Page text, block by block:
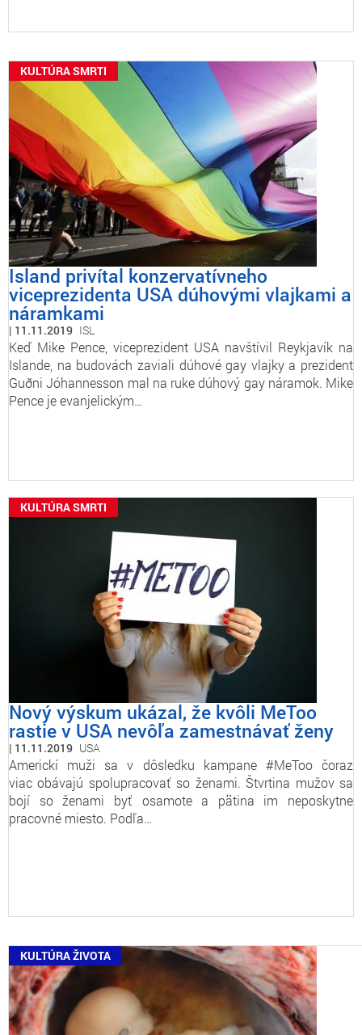
KULTÚRA SMRTI
Island privítal konzervatívneho
viceprezidenta USA dúhovými vlajkami a
náramkami
11.11.2019 ISL
Keď Mike Pence, viceprezident USA navštívil Reykjavík na
Islande, na budovách zaviali dúhové gay vlajky a prezident
Guðni Jóhannesson mal na ruke dúhový gay náramok. Mike
Pence je evanjelickým…
KULTÚRA SMRTI
Nový výskum ukázal, že kvôli MeToo
rastie v USA nevôľa zamestnávať ženy
11.11.2019 USA
Americkí muži sa v dôsledku kampane #MeToo čoraz
viac obávajú spolupracovať so ženami. Štvrtina mužov sa
bojí so ženami byť osamote a pätina im neposkytne
pracovné miesto. Podľa…
KULTÚRA ŽIVOTA